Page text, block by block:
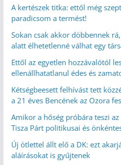
A kertészek titka: ettől még
paradicsom a termést!
Sokan csak akkor döbbennek
alatt élhetetlenné válhat egy
Ettől az egyetlen hozzávalótól
ellenállhatatlanul édes és
Kétségbeesett felhívást tett
a 21 éves Bencének az Ozora
Amikor a hőség próbára teszi
Tisza Párt politikusai és
Új ötlettel állt elő a DK: ezt
aláírásokat is gyűjtenek